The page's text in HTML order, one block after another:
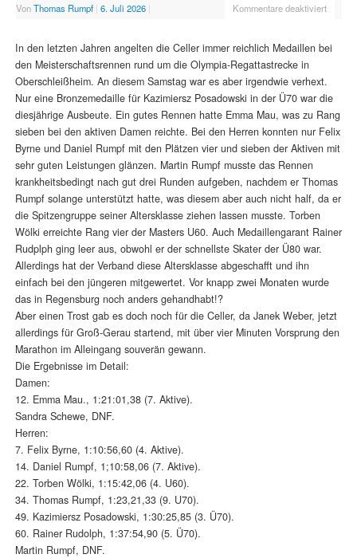
VonThomas Rumpf | 6. Juli 2026 | Kommentare deaktiviert
In den letzten Jahren angelten die Celler immer reichlich Medaillen bei
den Meisterschaftsrennen rund um die Olympia-Regattastrecke in
Oberschleißheim. An diesem Samstag war es aber irgendwie verhext.
Nur eine Bronzemedaille für Kazimiersz Posadowski in der Ü70 war die
diesjährige Ausbeute. Ein gutes Rennen hatte Emma Mau, was zu Rang
sieben bei den aktiven Damen reichte. Bei den Herren konnten nur Felix
Byrne und Daniel Rumpf mit den Plätzen vier und sieben der Aktiven mit
sehr guten Leistungen glänzen. Martin Rumpf musste das Rennen
krankheitsbedingt nach gut drei Runden aufgeben, nachdem er Thomas
Rumpf solange unterstützt hatte, was diesem aber auch nicht half, da er
die Spitzengruppe seiner Altersklasse ziehen lassen musste. Torben
Wölki erreichte Rang vier der Masters U60. Auch Medaillengarant Rainer
Rudplph ging leer aus, obwohl er der schnellste Skater der Ü80 war.
Allerdings hat der Verband diese Altersklasse abgeschafft und ihn
einfach bei den jüngeren mitgewertet. Vor knapp zwei Monaten wurde
das in Regensburg noch anders gehandhabt!?
Aber einen Trost gab es doch noch für die Celler, da Janek Weber, jetzt
allerdings für Groß-Gerau startend, mit über vier Minuten Vorsprung den
Marathon im Alleingang souverän gewann.
Die Ergebnisse im Detail:
Damen:
12. Emma Mau., 1:21:01,38 (7. Aktive).
Sandra Schewe, DNF.
Herren:
7. Felix Byrne, 1:10:56,60 (4. Aktive).
14. Daniel Rumpf, 1;10:58,06 (7. Aktive).
22. Torben Wölki, 1:15:42,06 (4. U60).
34. Thomas Rumpf, 1:23,21,33 (9. U70).
49. Kazimiersz Posadowski, 1:30:25,85 (3. Ü70).
60. Rainer Rudolph, 1:37:54,90 (5. Ü70).
Martin Rumpf, DNF.